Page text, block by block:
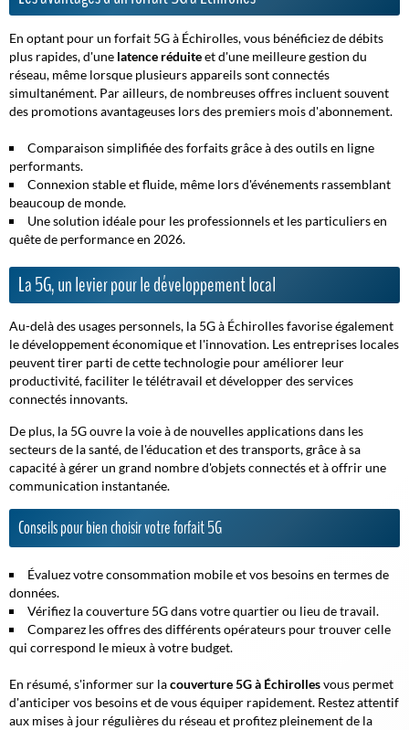
En optant pour un forfait 5G à Échirolles, vous bénéficiez dedébits
plus rapides, d'une latence réduiteet d'une meilleure gestion du
réseau, même lorsque plusieurs appareils sont connectés
simultanément. Par ailleurs, de nombreuses offres incluent souvent
des promotions avantageuses lors des premiers mois d'abonnement.
Comparaison simplifiée des forfaits grâce à des outils en ligne
performants.
Connexion stable et fluide, même lors d'événements rassemblant
beaucoup de monde.
Une solution idéale pour les professionnels et les particuliers en
quête de performance en 2026.
La 5G, un levier pour le développement local
Au-delà des usages personnels, la 5G à Échirolles favorise également
le développement économique et l'innovation. Les entreprises locales
peuvent tirer parti de cette technologie pour améliorer leur
productivité, faciliter le télétravail et développer des services
connectés innovants.
De plus, la 5G ouvre la voie à de nouvelles applications dans les
secteurs de la santé, de l'éducation et des transports, grâce à sa
capacité à gérer un grand nombre d'objets connectés et à offrir une
communication instantanée.
Conseils pour bien choisir votre forfait 5G
Évaluez votre consommation mobile et vos besoins en termes de
données.
Vérifiez la couverture 5G dans votre quartier ou lieu de travail.
Comparez les offres des différents opérateurs pour trouver celle
qui correspond le mieux à votre budget.
En résumé, s'informer sur lacouverture 5G à Échirollesvous permet
d'anticiper vos besoins et de vous équiper rapidement. Restez attentif
aux mises à jour régulières du réseau et profitez pleinement de la